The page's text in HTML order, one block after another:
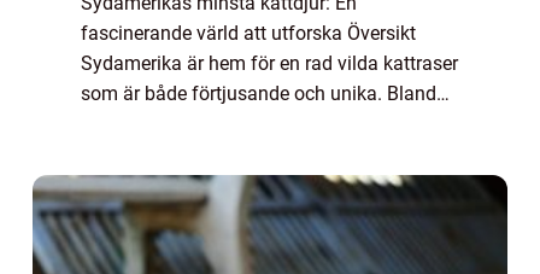
fascinerande värld att utforska Översikt
Sydamerika är hem för en rad vilda kattraser
som är både förtjusande och unika. Bland
uppmärksam...